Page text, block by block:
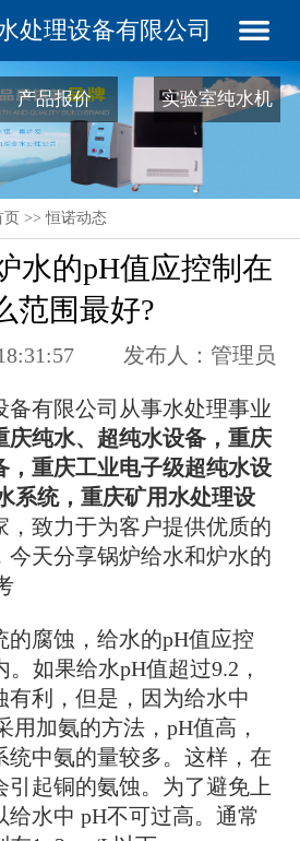
处理设备有限公司
产品报价 实验室纯水机
常见问题
页 >>恒诺动态
水的pH值应控制在
范围最好?
发布人：管理员
备有限公司从事水处理事业
庆纯水、超纯水设备，重庆
，重庆工业电子级超纯水设
系统，重庆矿用水处理设
，致力于为客户提供优质的
今天分享锅炉给水和炉水的
的腐蚀，给水的pH值应控
。如果给水pH值超过9.2，
有利，但是，因为给水中
用加氨的方法，pH值高，
统中氨的量较多。这样，在
引起铜的氨蚀。为了避免上
给水中 pH不可过高。通常